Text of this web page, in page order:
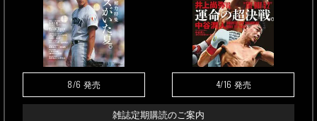
8/6 発売 4/16 発売
雑誌定期購読のご案内